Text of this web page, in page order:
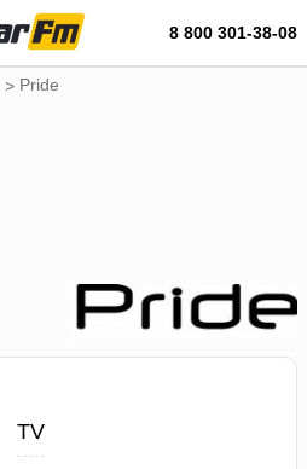
8 800 301-38-08
> Pride
TV